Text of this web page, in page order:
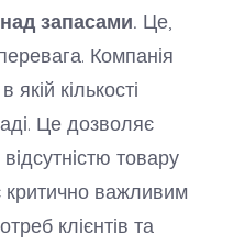
запасами. Це,
Компанія
кількості
Це дозволяє
товару
важливим
клієнтів та